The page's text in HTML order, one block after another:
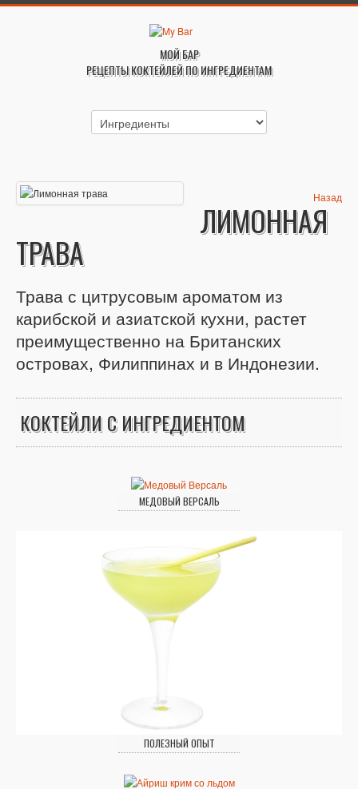
МОЙ БАР
РЕЦЕПТЫ КОКТЕЙЛЕЙ ПО ИНГРЕДИЕНТАМ
Назад
ЛИМОННАЯ
ТРАВА
Трава с цитрусовым ароматом из
карибской и азиатской кухни, растет
преимущественно на Британских
островах, Филиппинах и в Индонезии.
КОКТЕЙЛИ С ИНГРЕДИЕНТОМ
МЕДОВЫЙ ВЕРСАЛЬ
ПОЛЕЗНЫЙ ОПЫТ